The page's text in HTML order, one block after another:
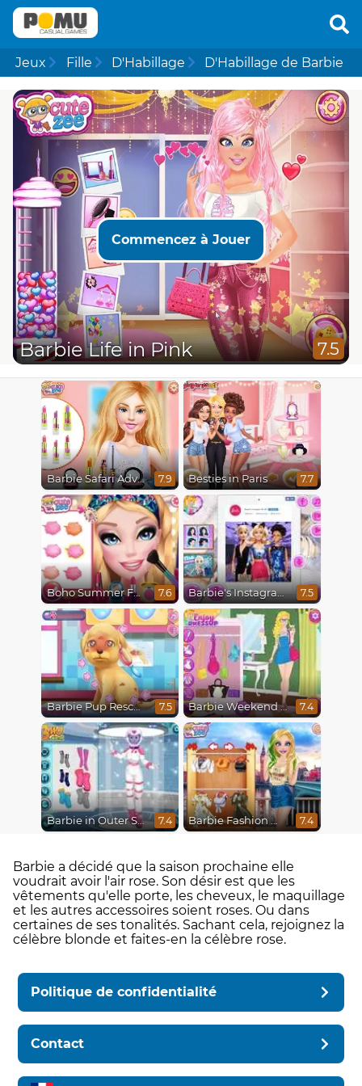
Jeux Fille D'Habillage D'Habillage de Barbie
Commencez à Jouer
Barbie Life in Pink 7.5
Barbie Safari Adventure 7.9 Besties in Paris 7.7
Boho Summer Festival Besties 7.6 Barbie's Instagram Life 7.5
Barbie Pup Rescue 7.5 Barbie Weekend Outfit 7.4
Barbie in Outer Space 7.4 Barbie Fashion Week Model 7.4
Barbie a décidé que la saison prochaine elle
voudrait avoir l'air rose. Son désir est que les
vêtements qu'elle porte, les cheveux, le maquillage
et les autres accessoires soient roses. Ou dans
certaines de ses tonalités. Sachant cela, rejoignez la
célèbre blonde et faites-en la célèbre rose.
Politique de confidentialité
Contact